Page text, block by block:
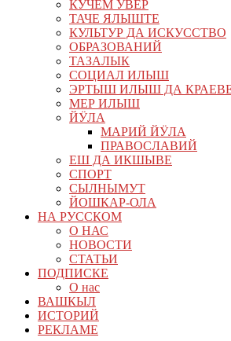
КУЧЕМ УВЕР
ТАЧЕ ЯЛЫШТЕ
КУЛЬТУР ДА ИСКУССТВО
ОБРАЗОВАНИЙ
ТАЗАЛЫК
СОЦИАЛ ИЛЫШ
ЭРТЫШ ИЛЫШ ДА
МЕР ИЛЫШ
ЙӰЛА
МАРИЙ ЙӰЛА
ПРАВОСЛАВИЙ
ЕШ ДА ИКШЫВЕ
СПОРТ
СЫЛНЫМУТ
ЙОШКАР-ОЛА
НА РУССКОМ
О НАС
НОВОСТИ
СТАТЬИ
ПОДПИСКЕ
О нас
ВАШКЫЛ
ИСТОРИЙ
РЕКЛАМЕ